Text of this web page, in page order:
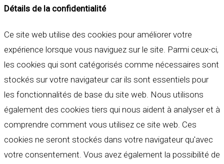
Détails de la confidentialité
Ce site web utilise des cookies pour améliorer votre
expérience lorsque vous naviguez sur le site. Parmi ceux-ci,
les cookies qui sont catégorisés comme nécessaires sont
stockés sur votre navigateur car ils sont essentiels pour
les fonctionnalités de base du site web. Nous utilisons
également des cookies tiers qui nous aident à analyser et à
comprendre comment vous utilisez ce site web. Ces
cookies ne seront stockés dans votre navigateur qu'avec
votre consentement. Vous avez également la possibilité de